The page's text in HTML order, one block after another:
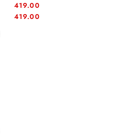
Cena:
419.00
Cena:
419.00